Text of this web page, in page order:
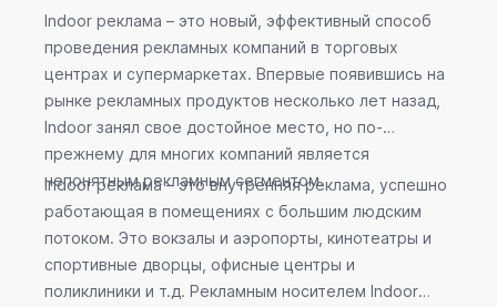
Indoor реклама – это новый, эффективный способ
проведения рекламных компаний в торговых
центрах и супермаркетах. Впервые появившись на
рынке рекламных продуктов несколько лет назад,
Indoor занял свое достойное место, но по-
прежнему для многих компаний является
непонятным рекламным сегментом.
Indoor реклама – это внутренняя реклама, успешно
работающая в помещениях с большим людским
потоком. Это вокзалы и аэропорты, кинотеатры и
спортивные дворцы, офисные центры и
поликлиники и т.д. Рекламным носителем Indoor